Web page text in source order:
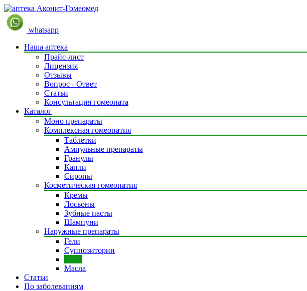
whatsapp
Наша аптека
Прайс-лист
Лицензия
Отзывы
Вопрос - Ответ
Статьи
Консультация гомеопата
Каталог
Моно препараты
Комплексная гомеопатия
Таблетки
Ампульные препараты
Гранулы
Капли
Сиропы
Косметическая гомеопатия
Кремы
Лосьоны
Зубные пасты
Шампуни
Наружные препараты
Гели
Суппозитории
Масла
Статьи
По заболеваниям